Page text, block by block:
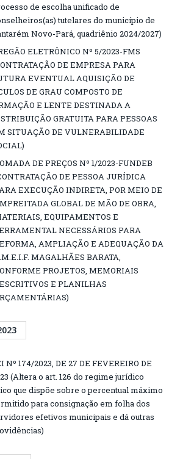
de escolha unificado de
tutelares do município de
Novo-Pará, quadriênio 2024/2027)
ELETRÔNICO Nº 5/2023-FMS
DE EMPRESA PARA
EVENTUAL AQUISIÇÃO DE
DE GRAU COMPOSTO DE
E LENTE DESTINADA A
GRATUITA PARA PESSOAS
SITUAÇÃO DE VULNERABILIDADE
DE PREÇOS Nº 1/2023-FUNDEB
DE PESSOA JURÍDICA
EXECUÇÃO INDIRETA, POR MEIO DE
GLOBAL DE MÃO DE OBRA,
EQUIPAMENTOS E
NECESSÁRIOS PARA
AMPLIAÇÃO E ADEQUAÇÃO DA
MAGALHÃES BARATA,
PROJETOS, MEMORIAIS
E PLANILHAS
Nº 174/2023, DE 27 DE FEVEREIRO DE
(Altera o art. 126 do regime jurídico
que dispõe sobre o percentual máximo
para consignação em folha dos
efetivos municipais e dá outras